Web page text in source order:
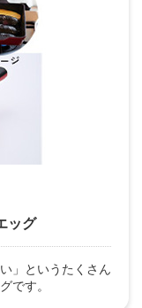
ッグ
」というたくさん
です。